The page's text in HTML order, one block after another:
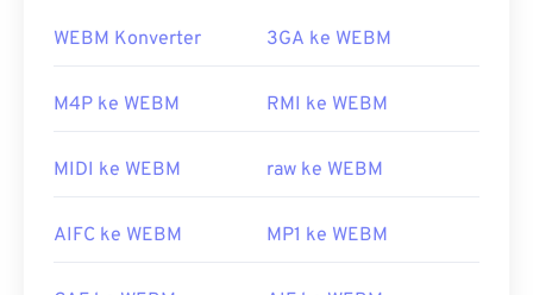
Bagaimana cara membuka berkas
berkas WEBM di sistem operasi apa pun. Pilihan
untuk Mac OS X.
WEBM Konverter 3GA ke WEBM
M4P ke WEBM RMI ke WEBM
MIDI ke WEBM raw ke WEBM
AIFC ke WEBM MP1 ke WEBM